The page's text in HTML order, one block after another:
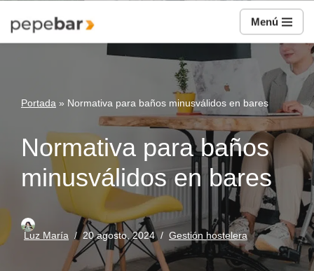
Saltar
Menú
Portada » Normativa para baños minusválidos en bares
Normativa para baños
minusválidos en bares
Luz María 20 agosto, 2024 Gestión hostelera